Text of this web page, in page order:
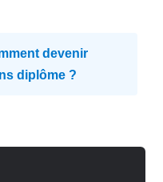
devenir
diplôme ?